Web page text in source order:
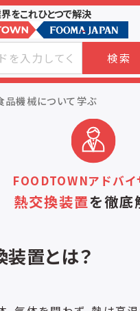
をこれひとつで解決
検索
品機械について学ぶ
FOODTOWNアドバイ
熱交換装置を徹底
置とは？